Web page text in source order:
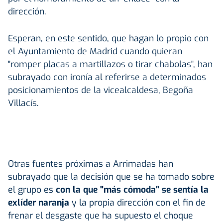
dirección.
Esperan, en este sentido, que hagan lo propio con
el Ayuntamiento de Madrid cuando quieran
"romper placas a martillazos o tirar chabolas", han
subrayado con ironía al referirse a determinados
posicionamientos de la vicealcaldesa, Begoña
Villacís.
Otras fuentes próximas a Arrimadas han
subrayado que la decisión que se ha tomado sobre
el grupo es con la que "más cómoda" se sentía la
exlíder naranja y la propia dirección con el fin de
frenar el desgaste que ha supuesto el choque